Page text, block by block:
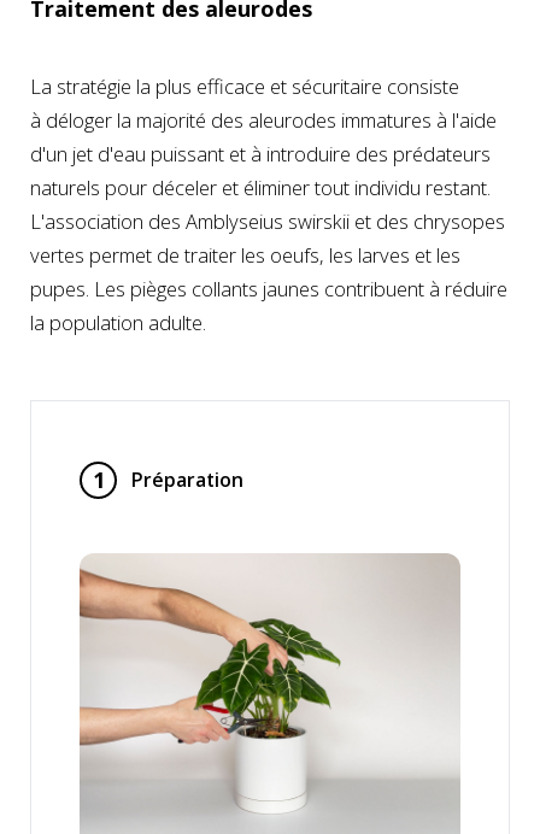
Traitement des aleurodes
La stratégie la plus efficace et sécuritaire consiste
à déloger la majorité des aleurodes immatures à l'aide
d'un jet d'eau puissant et à introduire des prédateurs
naturels pour déceler et éliminer tout individu restant.
L'association des Amblyseius swirskii et des chrysopes
vertes permet de traiter les oeufs, les larves et les
pupes. Les pièges collants jaunes contribuent à réduire
la population adulte.
1 Préparation